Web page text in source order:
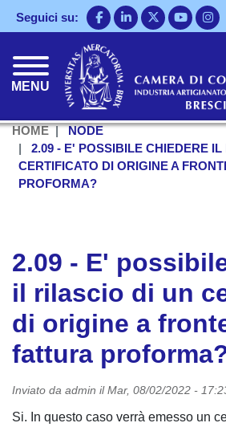
Salta
al
Seguici su:
MENU
HOME
NODE
2.09 - E' POSSIBILE CHIEDERE IL
CERTIFICATO DI ORIGINE A
PROFORMA?
2.09 - E'
il rilascio di un
di origine a
fattura
Inviato da admin ilMar, 08/02/2022 -
Si. In questo caso verrà emesso un